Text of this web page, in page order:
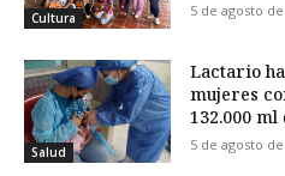
Cultura 5 de agosto
Salud
Lactario
mujeres
132.000
5 de agosto